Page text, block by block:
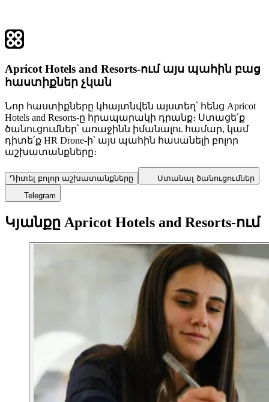
Apricot Hotels and Resorts-ում այս պահին բաց
հաստիքներ չկան
Նոր հաստիքները կհայտնվեն այստեղ՝ հենց Apricot
Hotels and Resorts-ը հրապարակի դրանք։ Ստացե՛ք
ծանուցումներ՝ առաջինն իմանալու համար, կամ
դիտե՛ք HR Drone-ի՝ այս պահին հասանելի բոլոր
աշխատանքները։
Դիտել բոլոր աշխատանքները
Ստանալ ծանուցումներ
Telegram
Կյանքը Apricot Hotels and Resorts-ում